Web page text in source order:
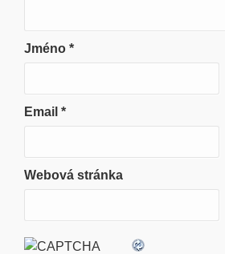
Jméno *
Email *
Webová stránka